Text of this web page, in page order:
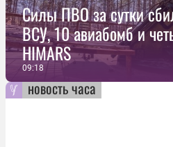
Силы ПВО за сутки
ВСУ, 10 авиабомб и
HIMARS
09:18
новость часа